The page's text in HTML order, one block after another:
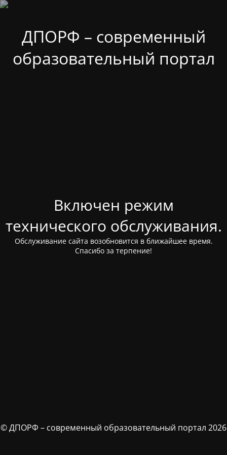
ДПОРФ – современный
образовательный портал
Включен режим
технического обслуживания.
Обслуживание сайта возобновится в ближайшее время.
Спасибо за терпение!
© ДПОРФ – современный образовательный портал 2026